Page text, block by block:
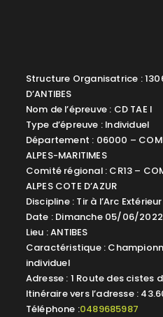
Structure Organisatrice :
D’ANTIBES
Nom de l’épreuve : CD TAE I
Type d’épreuve : Individuel
Département : 06000 –
ALPES-MARITIMES
Comité régional : CR13 –
ALPES COTE D’AZUR
Discipline : Tir à l’Arc
Date : Dimanche 05/06/2022
Lieu : ANTIBES
Caractéristique :
individuel
Adresse : 1 Route des cistes
Itinéraire vers l’adresse :
Téléphone :0489685987